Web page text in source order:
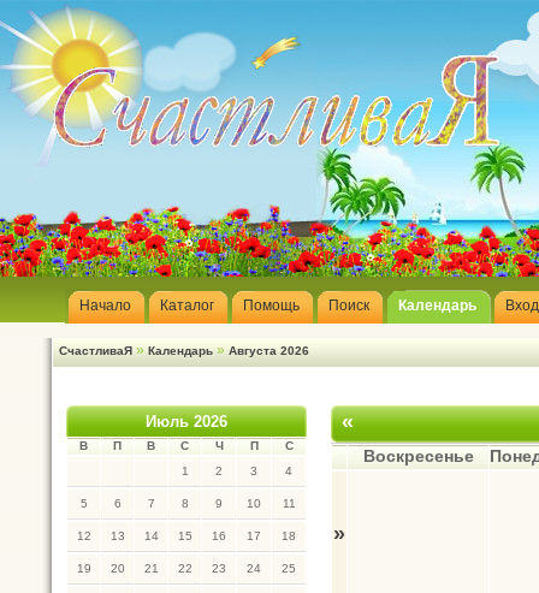
Начало Каталог Помощь Поиск Календарь Вход
СчастливаЯ » Календарь » Августа 2026
Июль 2026
В П В С Ч П
С
1
2 3 4
5 6 7 8 9 10 11
12 13 14 15 16 17 18
19 20 21 22 23 24 25
«
Воскресенье
»